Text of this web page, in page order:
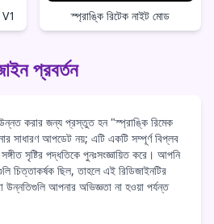
স্প্রাঙ্কি রিটেক নাইট মোড
প্রবর্তন
করার জন্য প্রস্তুত হন "স্প্রাঙ্কি রিমেক
সাধারণ আপডেট নয়; এটি একটি সম্পূর্ণ বিপ্লব
সৃষ্টির পদ্ধতিকে পুনঃসংজ্ঞায়িত করে। আপনি
চিত্তাকর্ষক ছিল, তাহলে এই রিডিজাইনটির
আপনার অভিজ্ঞতা না হওয়া পর্যন্ত